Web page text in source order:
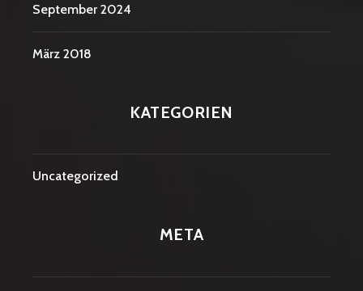
September 2024
März 2018
KATEGORIEN
Uncategorized
META